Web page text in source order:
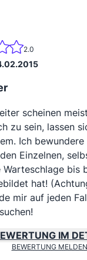
2.0
scheinen
zu sein, lassen
Ich bewundere
Einzelnen,
Warteschlage bis
hat!
mir auf jeden
IM
BEWERTUNG MELDEN